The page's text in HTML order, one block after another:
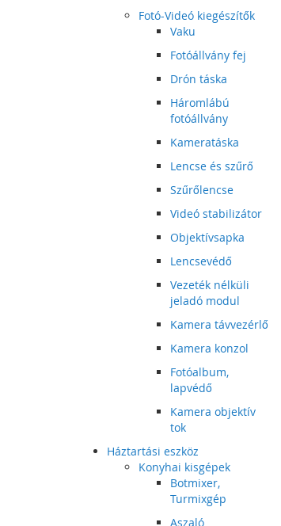
Fotó-Videó kiegészítők
Vaku
Fotóállvány fej
Drón táska
Háromlábú
fotóállvány
Kameratáska
Lencse és szűrő
Szűrőlencse
Videó stabilizátor
Objektívsapka
Lencsevédő
Vezeték nélküli
jeladó modul
Kamera távvezérlő
Kamera konzol
Fotóalbum,
lapvédő
Kamera objektív
tok
Háztartási eszköz
Konyhai kisgépek
Botmixer,
Turmixgép
Aszaló